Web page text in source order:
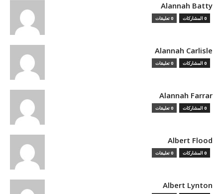
Alannah Batty
0 المشاركات 0 تعليقات
Alannah Carlisle
0 المشاركات 0 تعليقات
Alannah Farrar
0 المشاركات 0 تعليقات
Albert Flood
0 المشاركات 0 تعليقات
Albert Lynton